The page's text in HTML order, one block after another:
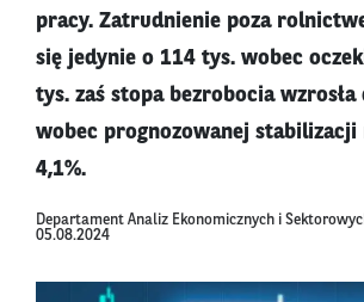
pracy. Zatrudnienie poza
się jedynie o 114 tys. wobec
tys. zaś stopa bezrobocia wzrosła
wobec prognozowanej stabilizacji
4,1%.
Departament Analiz Ekonomicznych i
05.08.2024